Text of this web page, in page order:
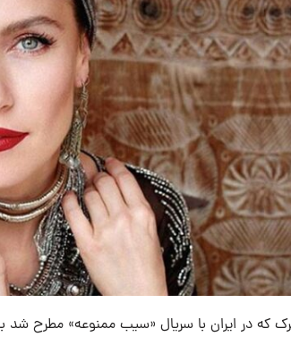
که در ایران با سریال «سیب ممنوعه» مطرح شد